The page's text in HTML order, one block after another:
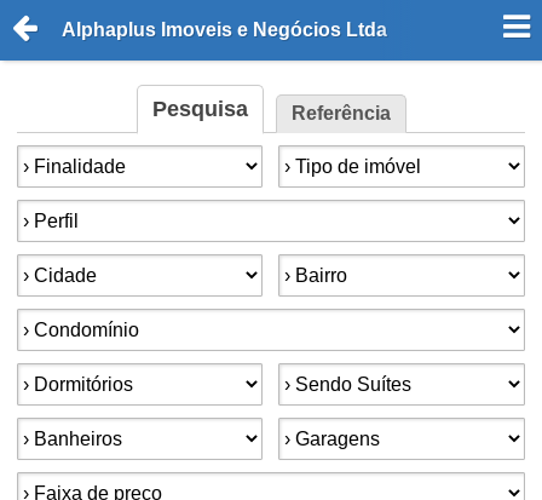
Alphaplus Imoveis e Negócios Ltda
Pesquisa Referência
Finalidade: Tipo de imóvel:
Perfil:
Cidade: Bairro:
Condomínios:
Dormitórios: Suítes:
Banheiros: Garagens:
Faixa de preço: